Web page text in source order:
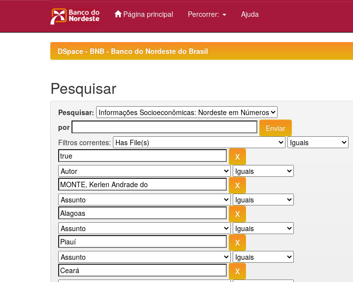
Página principal Percorrer: Ajuda
DSpace - BNB - Banco do Nordeste do Brasil
Pesquisar
Pesquisar:
por
Filtros correntes: